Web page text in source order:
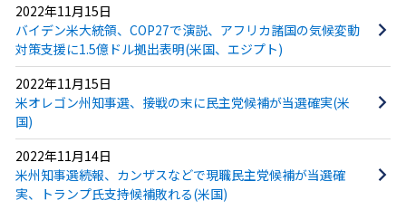
2022年11月15日
バイデン米大統領、COP27で演説、アフリカ諸国の気候変動
対策支援に1.5億ドル拠出表明(米国、エジプト)
2022年11月15日
米オレゴン州知事選、接戦の末に民主党候補が当選確実(米
国)
2022年11月14日
米州知事選続報、カンザスなどで現職民主党候補が当選確
実、トランプ氏支持候補敗れる(米国)